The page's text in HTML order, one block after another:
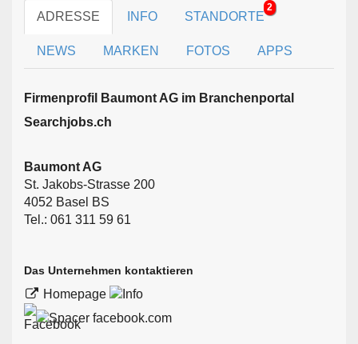
ADRESSE INFO STANDORTE
2
NEWS MARKEN FOTOS APPS
Firmen­profil Baumont AG im Branchen­portal
Searchjobs.ch
Baumont AG
St. Jakobs-Strasse 200
4052 Basel BS
Tel.: 061 311 59 61
Das Unternehmen kontaktieren
Homepage
facebook.com